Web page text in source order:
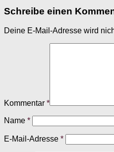
Schreibe einen
Deine E-Mail-Adresse wird
Kommentar *
Name *
E-Mail-Adresse *